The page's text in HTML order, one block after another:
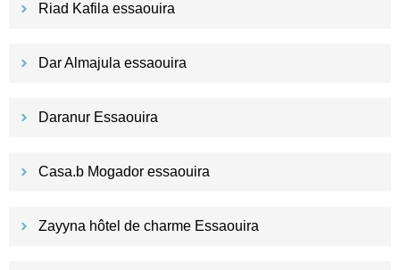
Riad Kafila essaouira
Dar Almajula essaouira
Daranur Essaouira
Casa.b Mogador essaouira
Zayyna hôtel de charme Essaouira